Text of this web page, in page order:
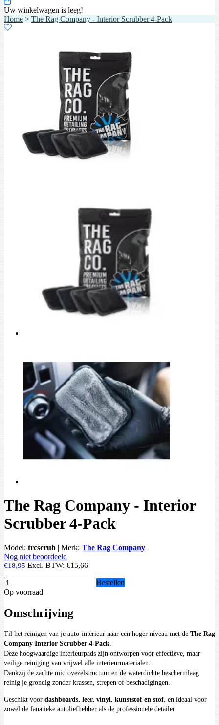
Uw winkelwagen is leeg!
Home > The Rag Company - Interior Scrubber 4‑Pack
The Rag Company - Interior
Scrubber 4‑Pack
Model: trcscrub | Merk: The Rag Company
Nog niet beoordeeld
€18,95 Excl. BTW: €15,66
Bestellen
Op voorraad
Omschrijving
Til het reinigen van je auto-interieur naar een hoger niveau met de The Rag
Company Interior Scrubber 4-Pack.
Deze hoogwaardige interieurpads zijn ontworpen voor effectieve, maar
veilige reiniging van vrijwel alle interieurmaterialen.
Dankzij de zachte microvezelstructuur en de waterdichte beschermlaag
reinig je grondig zonder krassen, strepen of beschadigingen.
Geschikt voor dashboards, leer, vinyl, kunststof en stof, en ideaal voor
zowel de fanatieke autoliefhebber als de professionele detailer.